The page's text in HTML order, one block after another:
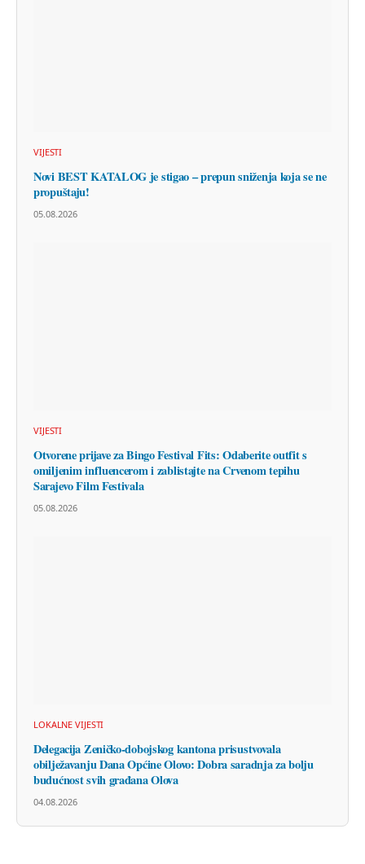
VIJESTI
Novi BEST KATALOG je stigao – prepun sniženja koja se ne
propuštaju!
05.08.2026
VIJESTI
Otvorene prijave za Bingo Festival Fits: Odaberite outfit s
omiljenim influencerom i zablistajte na Crvenom tepihu
Sarajevo Film Festivala
05.08.2026
LOKALNE VIJESTI
Delegacija Zeničko-dobojskog kantona prisustvovala
obilježavanju Dana Općine Olovo: Dobra saradnja za bolju
budućnost svih građana Olova
04.08.2026